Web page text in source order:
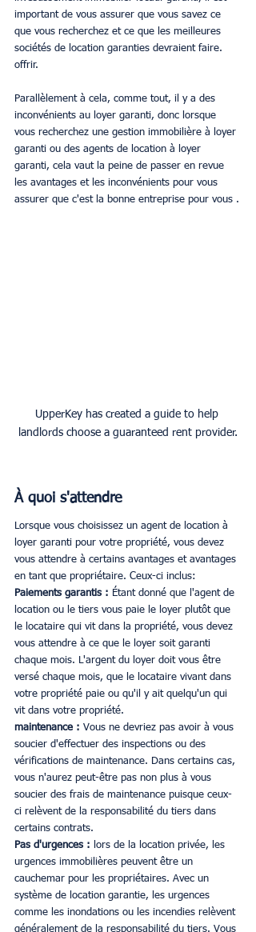
important de vous assurer que vous savez ce
que vous recherchez et ce que les meilleures
sociétés de location garanties devraient faire.
offrir.
Parallèlement à cela, comme tout, il y a des
inconvénients au loyer garanti, donc lorsque
vous recherchez une gestion immobilière à loyer
garanti ou des agents de location à loyer
garanti, cela vaut la peine de passer en revue
les avantages et les inconvénients pour vous
assurer que c'est la bonne entreprise pour vous .
UpperKey has created a guide to help
landlords choose a guaranteed rent provider.
À quoi s'attendre
Lorsque vous choisissez un agent de location à
loyer garanti pour votre propriété, vous devez
vous attendre à certains avantages et avantages
en tant que propriétaire. Ceux-ci inclus:
Paiements garantis : Étant donné que l'agent de
location ou le tiers vous paie le loyer plutôt que
le locataire qui vit dans la propriété, vous devez
vous attendre à ce que le loyer soit garanti
chaque mois. L'argent du loyer doit vous être
versé chaque mois, que le locataire vivant dans
votre propriété paie ou qu'il y ait quelqu'un qui
vit dans votre propriété.
maintenance : Vous ne devriez pas avoir à vous
soucier d'effectuer des inspections ou des
vérifications de maintenance. Dans certains cas,
vous n'aurez peut-être pas non plus à vous
soucier des frais de maintenance puisque ceux-
ci relèvent de la responsabilité du tiers dans
certains contrats.
Pas d'urgences :
lors de la location privée, les
urgences immobilières peuvent être un
cauchemar pour les propriétaires. Avec un
système de location garantie, les urgences
comme les inondations ou les incendies relèvent
généralement de la responsabilité du tiers. Vous